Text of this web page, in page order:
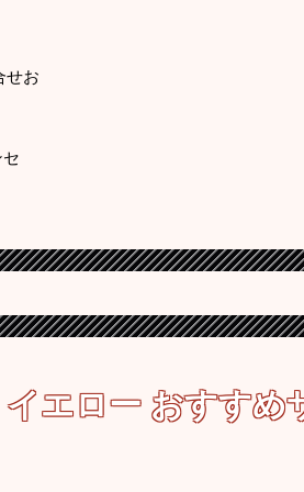
せお
エローおすすめ